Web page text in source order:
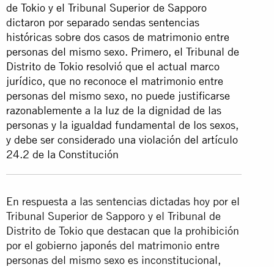
de Tokio y el Tribunal Superior de Sapporo
dictaron por separado sendas sentencias
históricas sobre dos casos de matrimonio entre
personas del mismo sexo. Primero, el Tribunal de
Distrito de Tokio resolvió que el actual marco
jurídico, que no reconoce el matrimonio entre
personas del mismo sexo, no puede justificarse
razonablemente a la luz de la dignidad de las
personas y la igualdad fundamental de los sexos,
y debe ser considerado una violación del artículo
24.2 de la Constitución
En respuesta a las sentencias dictadas hoy por el
Tribunal Superior de Sapporo y el Tribunal de
Distrito de Tokio que destacan que la prohibición
por el gobierno japonés del matrimonio entre
personas del mismo sexo es inconstitucional,